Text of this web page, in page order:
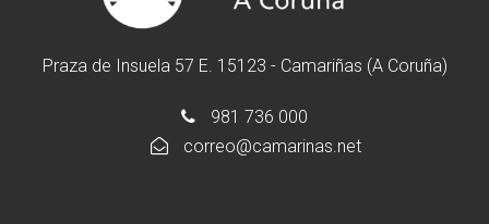
Praza de Insuela 57 E. 15123 - Camariñas (A Coruña)
981 736 000
correo@camarinas.net